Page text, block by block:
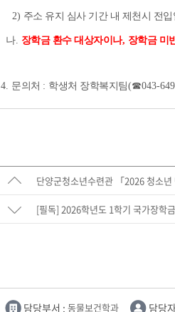
2) 주소 유지 심사 기간 내 제천시 전
나. 장학금 환수 대상자이나, 장학금 미
4. 문의처 : 학생처 장학복지팀(☎043-
단양군청소년수련관 「2026 청소
[필독] 2026학년도 1학기 국가장학
담당부서 : 동물보건학과 담당